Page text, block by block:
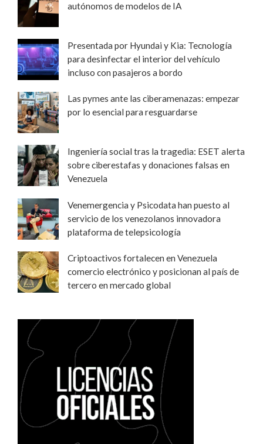
autónomos de modelos de IA
Presentada por Hyundai y Kia: Tecnología
para desinfectar el interior del vehículo
incluso con pasajeros a bordo
Las pymes ante las ciberamenazas: empezar
por lo esencial para resguardarse
Ingeniería social tras la tragedia: ESET alerta
sobre ciberestafas y donaciones falsas en
Venezuela
Venemergencia y Psicodata han puesto al
servicio de los venezolanos innovadora
plataforma de telepsicología
Criptoactivos fortalecen en Venezuela
comercio electrónico y posicionan al país de
tercero en mercado global